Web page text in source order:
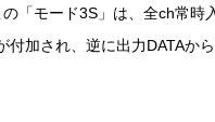
「モード3S」は、全ch常
加され、逆に出力DATAか